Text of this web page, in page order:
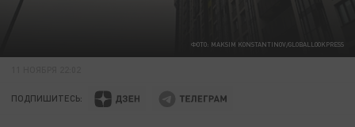
ФОТО: MAKSIM KONSTANTINOV/GLOBALLOOKPRESS
ПОДПИШИТЕСЬ: